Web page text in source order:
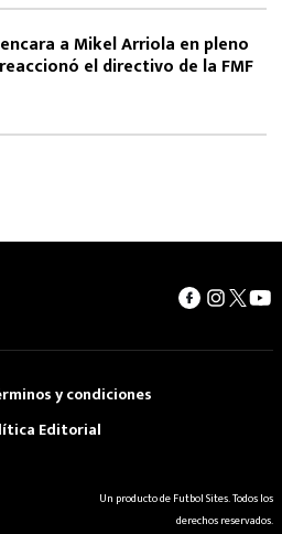
a Mikel Arriola en pleno
el directivo de la FMF
y condiciones
Editorial
Un producto de Futbol Sites. Todos los
derechos reservados.